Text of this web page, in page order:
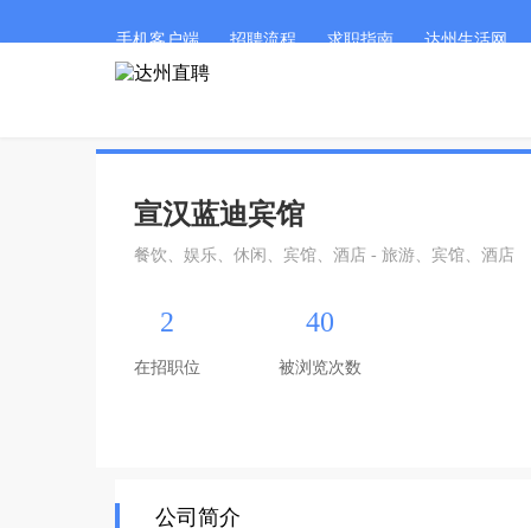
手机客户端 招聘流程 求职指南 达州生活网
宣汉蓝迪宾馆
餐饮、娱乐、休闲、宾馆、酒店 - 旅游、宾馆、酒店
2
在招职位
40
被浏览次数
公司简介